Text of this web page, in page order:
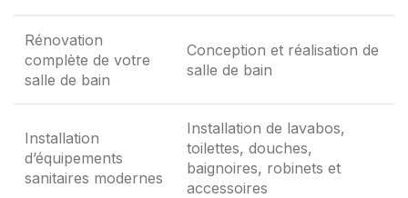
Rénovation
complète de votre
salle de bain
Conception et réalisation de
salle de bain
Installation
d’équipements
sanitaires modernes
Installation de lavabos,
toilettes, douches,
baignoires, robinets et
accessoires